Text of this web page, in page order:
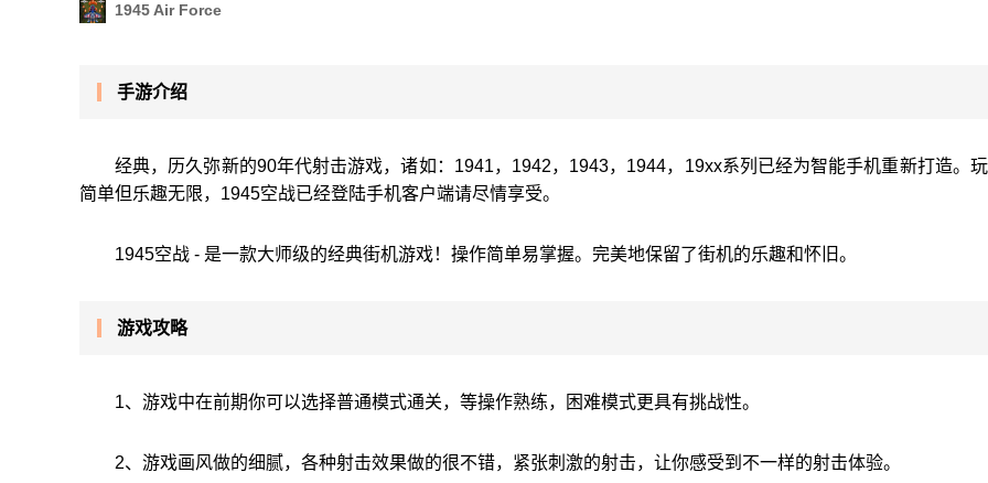
1945 Air Force
手游介绍
经典，历久弥新的90年代射击游戏，诸如：1941，1942，1943，1944，19xx系列已经为智能手机重新打造。
简单但乐趣无限，1945空战已经登陆手机客户端请尽情享受。
1945空战 - 是一款大师级的经典街机游戏！操作简单易掌握。完美地保留了街机的乐趣和怀旧。
游戏攻略
1、游戏中在前期你可以选择普通模式通关，等操作熟练，困难模式更具有挑战性。
2、游戏画风做的细腻，各种射击效果做的很不错，紧张刺激的射击，让你感受到不一样的射击体验。